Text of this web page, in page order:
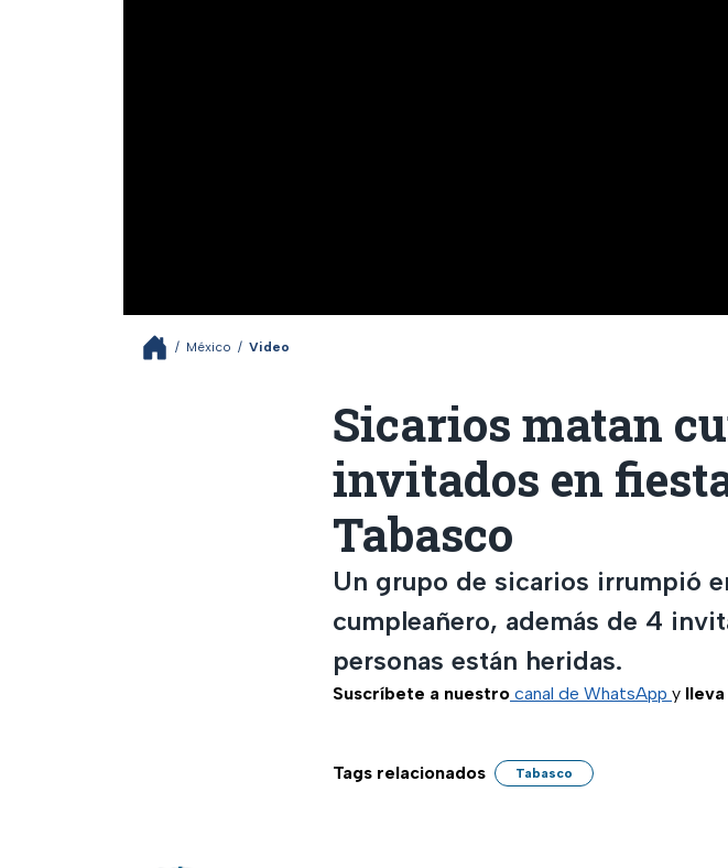
/ México / Video
Sicarios matan
invitados en
Tabasco
Un grupo de sicarios irrumpió
cumpleañero, además de 4
personas están heridas.
Suscríbete a nuestro canal de WhatsApp y
Tags relacionados Tabasco